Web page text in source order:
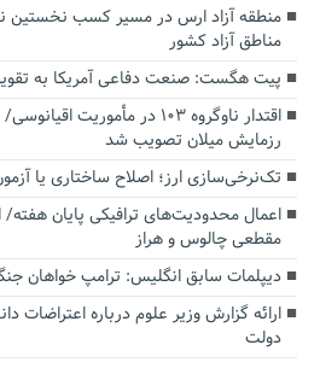
منطقه آزاد ارس در مسیر کسب نخستین
مناطق آزاد کشور
پیت هگست: صنعت دفاعی آمریکا به
رزمایش میلان تصویب شد
تک‌نرخی‌سازی ارز؛ اصلاح ساختاری یا
اعمال محدودیت‌های ترافیکی پایان
مقطعی چالوس و هراز
دیپلمات سابق انگلیس:‌ ترامپ خواهان
ارائه گزارش وزیر علوم درباره اعتراضات
دولت